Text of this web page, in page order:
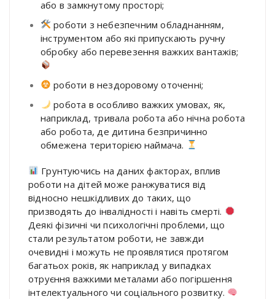
або в замкнутому просторі;
роботи з небезпечним обладнанням,
інструментом або які припускають ручну
обробку або перевезення важких вантажів;
роботи в нездоровому оточенні;
робота в особливо важких умовах, як,
наприклад, тривала робота або нічна робота
або робота, де дитина безпричинно
обмежена територією наймача.
Грунтуючись на даних факторах, вплив
роботи на дітей може ранжуватися від
відносно нешкідливих до таких, що
призводять до інвалідності і навіть смерті.
Деякі фізичні чи психологічні проблеми, що
стали результатом роботи, не завжди
очевидні і можуть не проявлятися протягом
багатьох років, як наприклад у випадках
отруєння важкими металами або погіршення
інтелектуального чи соціального розвитку.